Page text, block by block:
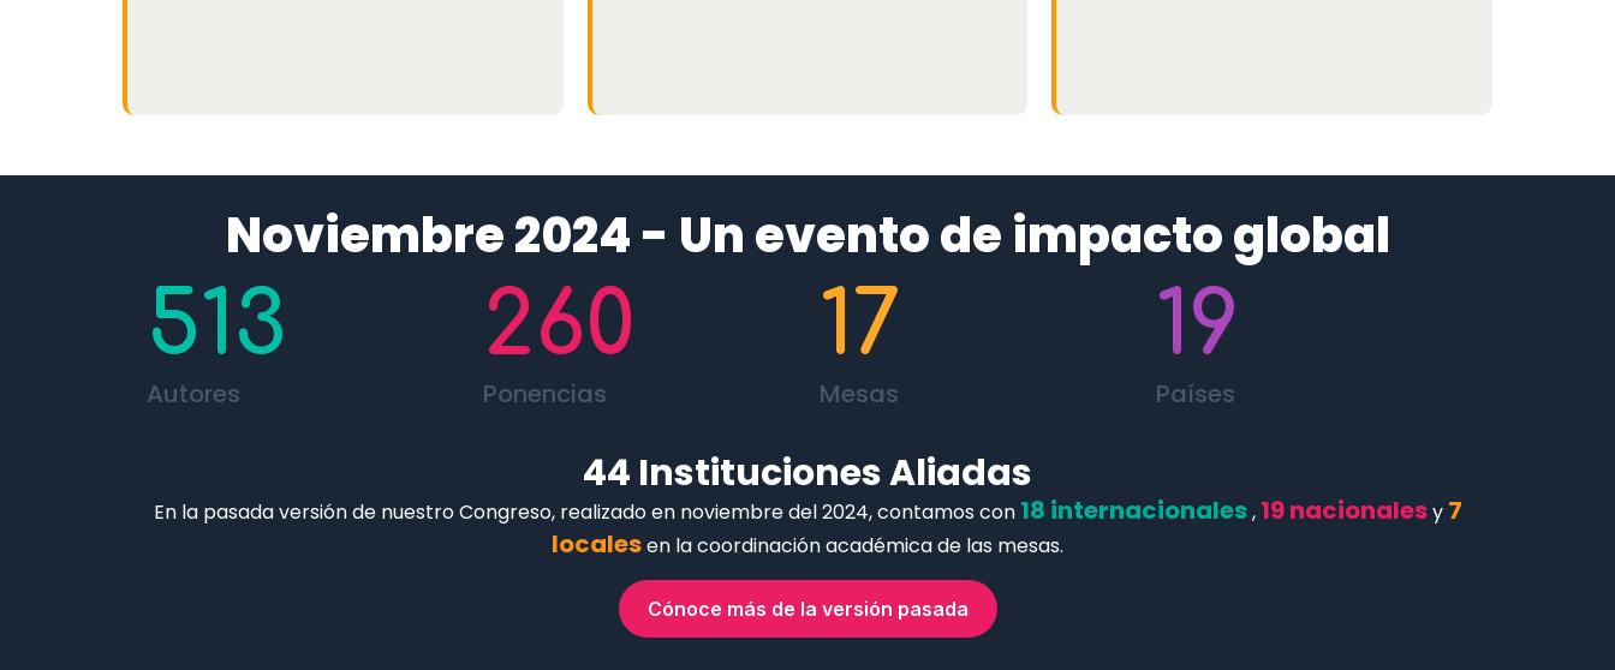
Noviembre 2024 - Un evento de impacto global
513
Autores
260
Ponencias
17
Mesas
19
Países
44 Instituciones Aliadas
En la pasada versión de nuestro Congreso, realizado en noviembre del 2024, contamos con 18 internacionales, 19 nacionalesy 7
localesen la coordinación académica de las mesas.
Cónoce más de la versión pasada